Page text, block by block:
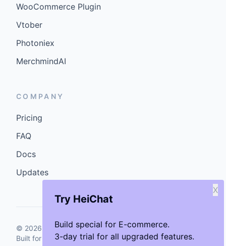
Try HeiChat
Build special for E-commerce.
3-day trial for all upgraded features.
X
WooCommerce Plugin
Vtober
Photoniex
MerchmindAI
COMPANY
Pricing
FAQ
Docs
Updates
© 2026 GenCybers Inc. All rights reserved.
Built for storefronts that want faster answers and cleaner